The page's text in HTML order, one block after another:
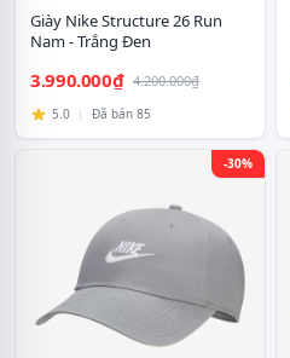
Giày Nike Structure 26 Run
Nam - Trắng Đen
3.990.000₫ 4.200.000₫
5.0 | Đã bán 85
-30%